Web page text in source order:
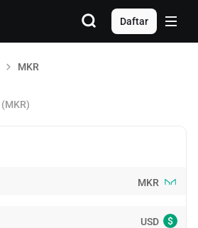
Daftar
MKR
(MKR)
MKR
USD $